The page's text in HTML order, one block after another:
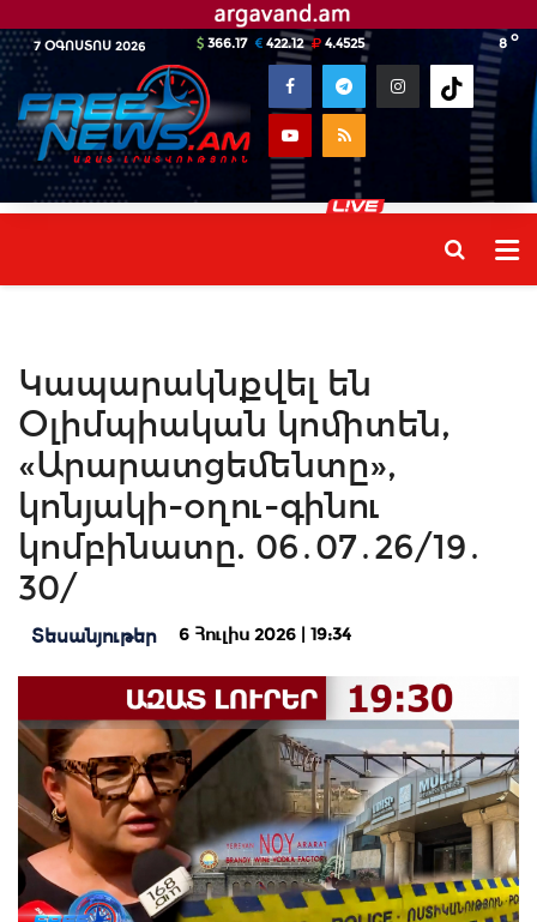
7 ՕԳՈՍՏՈՍ 2026 8 o
366.17 422.12 4.4525
Կապարակնքվել են
Օլիմպիական կոմիտեն,
«Արարատցեմենտը»,
կոնյակի-օղու-գինու
կոմբինատը. 06․07․26/19․
30/
Տեսանյութեր 6 Հուլիս 2026 | 19:34